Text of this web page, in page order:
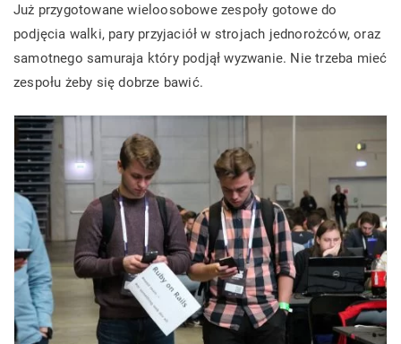
Już przygotowane wieloosobowe zespoły gotowe do
podjęcia walki, pary przyjaciół w strojach jednorożców, oraz
samotnego samuraja który podjął wyzwanie. Nie trzeba mieć
zespołu żeby się dobrze bawić.